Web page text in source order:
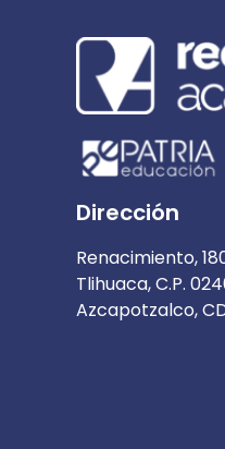
Dirección
Renacimiento,
Tlihuaca, C.P.
Azcapotzalco,